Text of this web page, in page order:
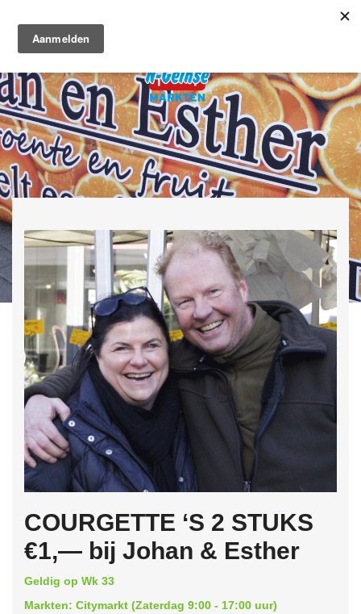
COURGETTE ‘S 2 STUKS
€1,— bij Johan & Esther
Geldig op Wk 33
Markten: Citymarkt (Zaterdag 9:00 - 17:00 uur)